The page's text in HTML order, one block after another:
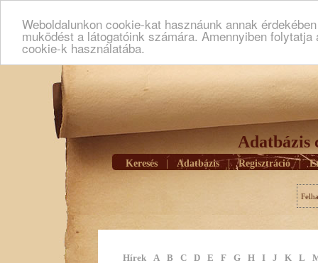
Weboldalunkon cookie-kat hasznáunk annak
muködést a látogatóink számára. Amennyiben
cookie-k használatába.
Adatbázis
Keresés Adatbázis | Regisztráció |
Hírek A B C D E F G H I J K L